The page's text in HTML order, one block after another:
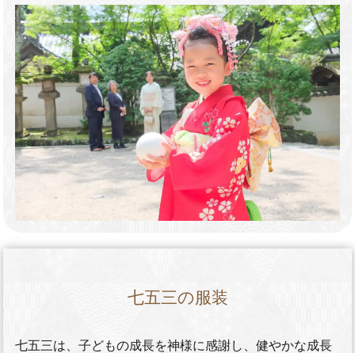
七五三の服装
七五三は、子どもの成長を神様に感謝し、健やかな成長